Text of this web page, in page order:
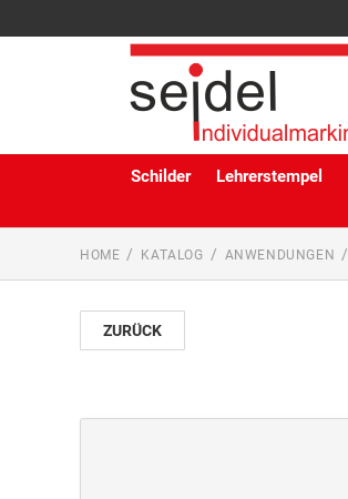
Schilder Lehrerstempel
HOME KATALOG ANWENDUNGEN
ZURÜCK